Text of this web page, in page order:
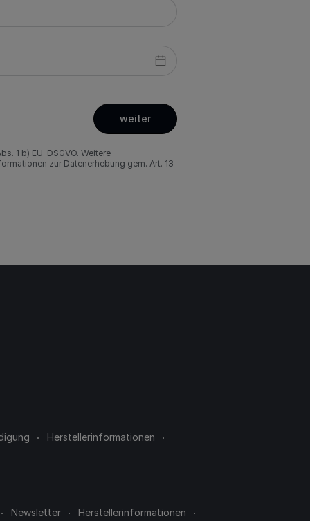
weiter
1 b) EU-DSGVO. Weitere
zur Datenerhebung gem. Art. 13
Herstellerinformationen
Newsletter Herstellerinformationen